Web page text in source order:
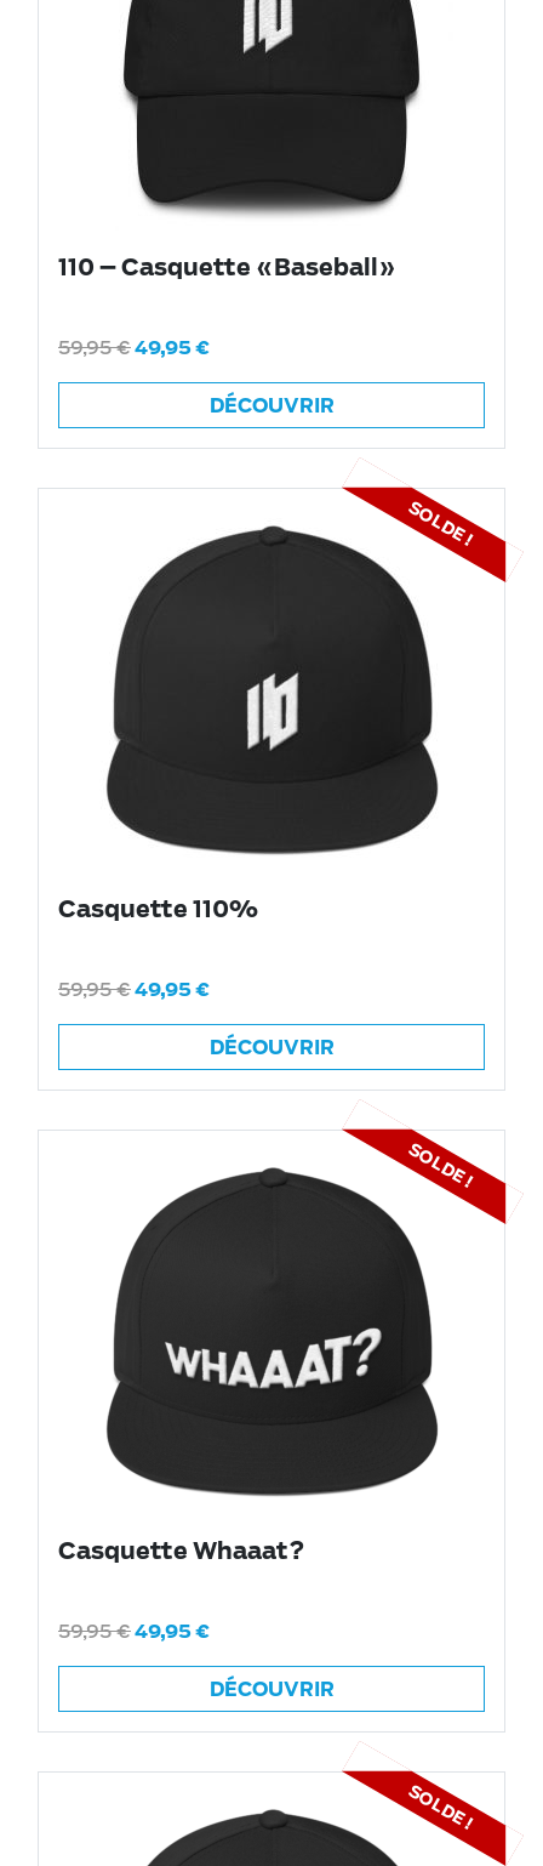
110 – Casquette «Baseball»
59,95€49,95€
DÉCOUVRIR
SOLDE !
Casquette 110%
59,95€49,95€
DÉCOUVRIR
SOLDE !
Casquette Whaaat?
59,95€49,95€
DÉCOUVRIR
SOLDE !